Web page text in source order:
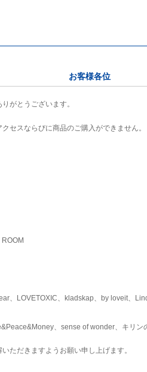
お客様各位
がとうございます。
セスならびに商品のご購入ができません。
、LOVETOXIC、kladskap、by loveit、
、sense of wonder、キリン
ただきますようお願い申し上げます。